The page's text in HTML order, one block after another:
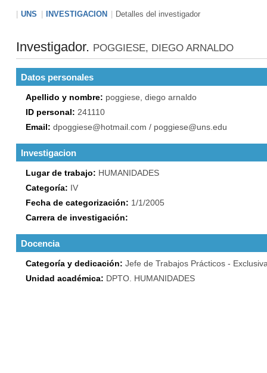
UNS INVESTIGACION Detalles del investigador
Investigador. POGGIESE, DIEGO ARNALDO
Datos personales
Apellido y nombre: poggiese, diego arnaldo
ID personal: 241110
Email:dpoggiese@hotmail.com / poggiese@uns.edu
Investigacion
Lugar de trabajo: HUMANIDADES
Categoría: IV
Fecha de categorización: 1/1/2005
Carrera de investigación:
Docencia
Categoría y dedicación:Jefe de Trabajos Prácticos -
Unidad académica: DPTO. HUMANIDADES